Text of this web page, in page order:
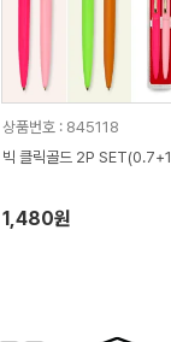
상품번호 : 845118
빅 클릭골드 2P
1,480원